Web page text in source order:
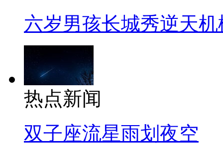
六岁男孩长城秀逆天机
热点新闻
双子座流星雨划夜空